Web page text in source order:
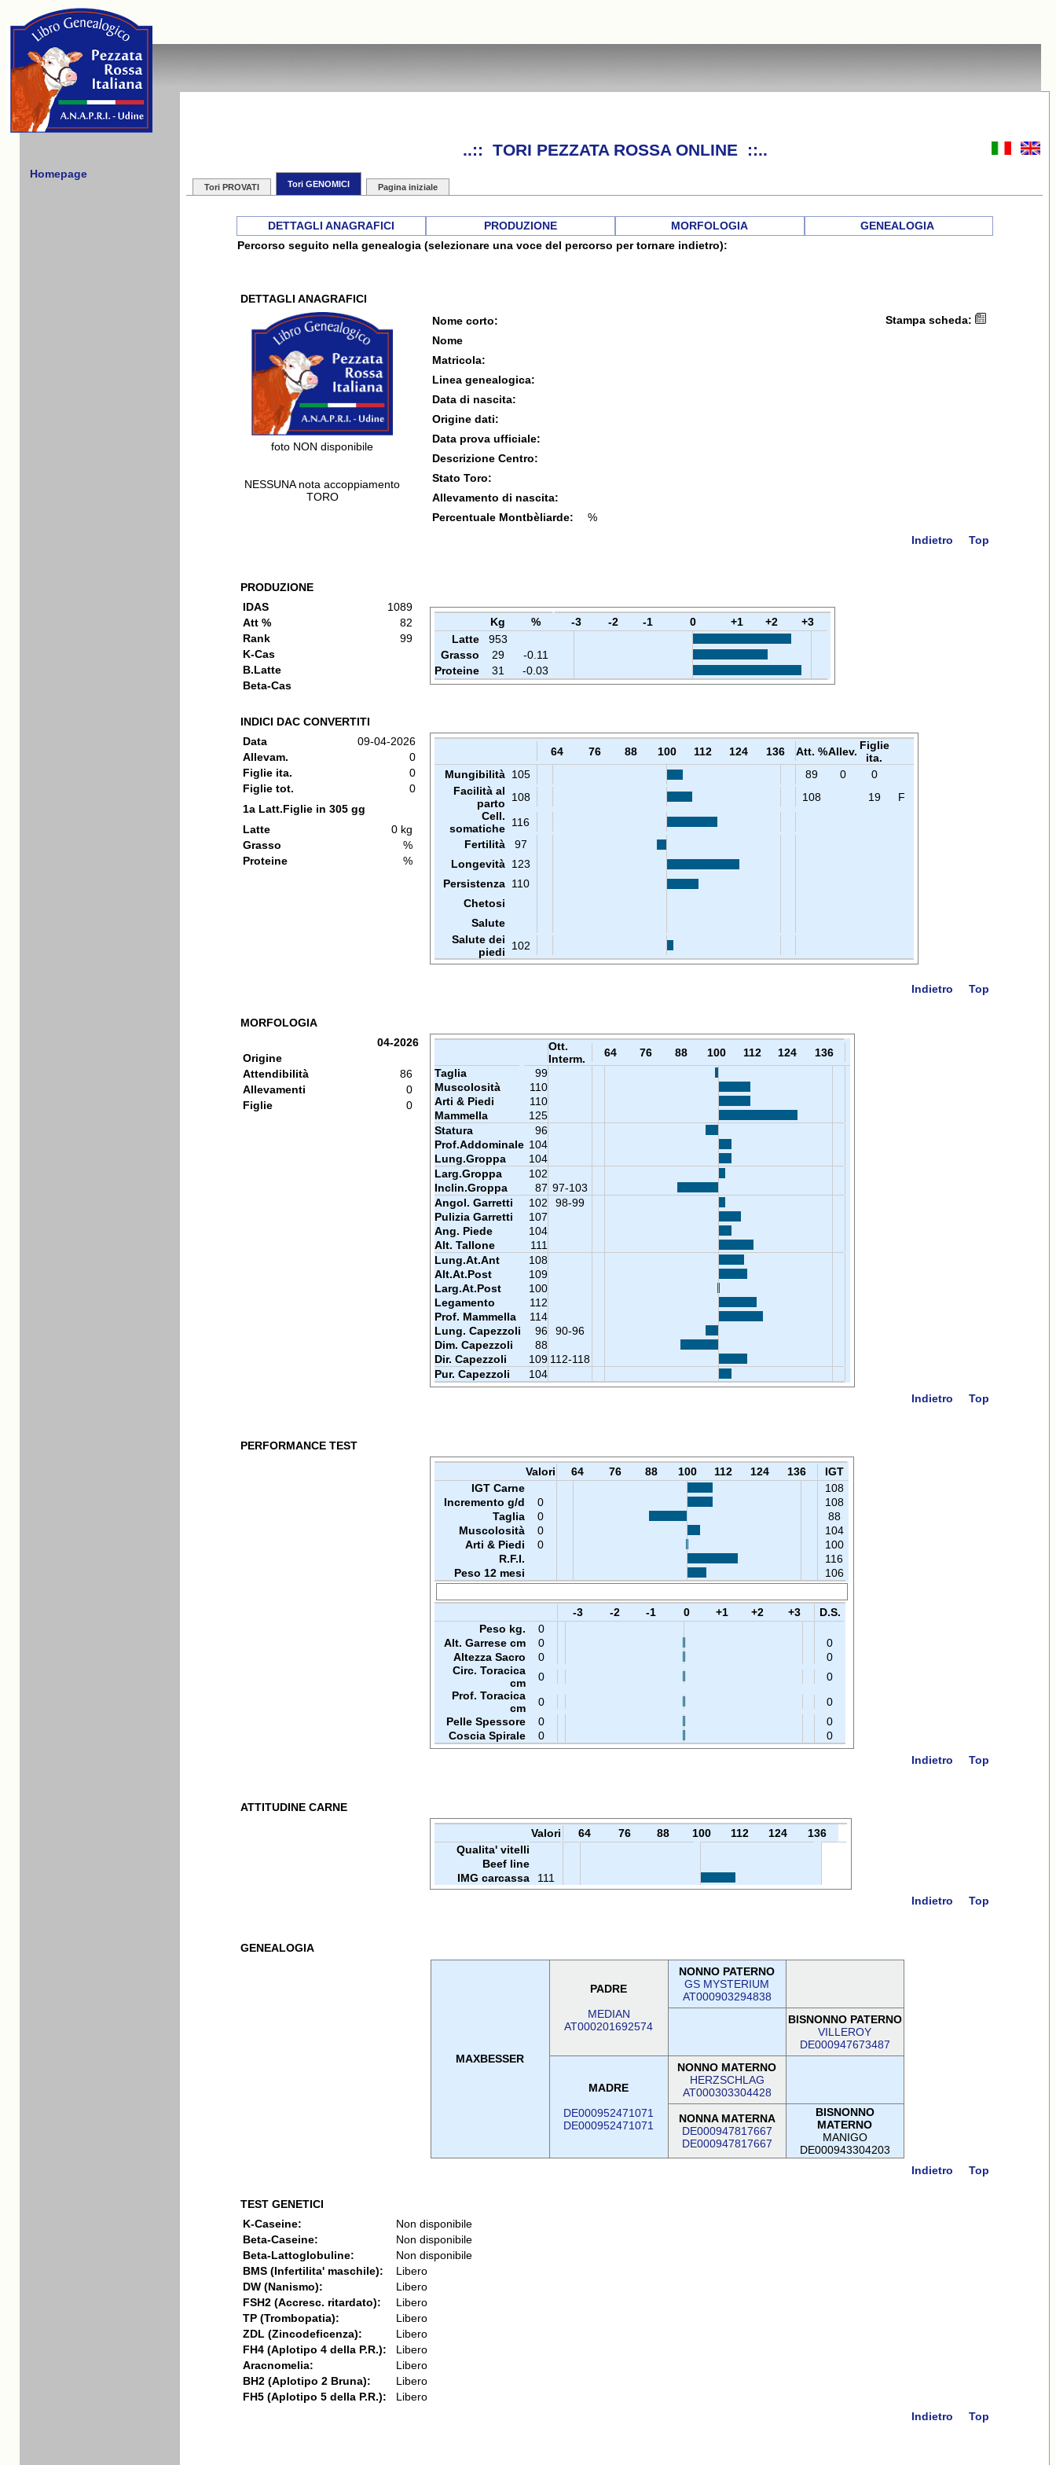
Homepage
..:: TORI PEZZATA ROSSA ONLINE ::..
Tori PROVATI Tori GENOMICI Pagina iniziale
DETTAGLI ANAGRAFICI PRODUZIONE MORFOLOGIA
GENEALOGIA
Percorso seguito nella genealogia (selezionare una voce del percorso per tornare indietro):
DETTAGLI ANAGRAFICI
foto NON disponibile
NESSUNA nota accoppiamento
TORO
Nome corto:
Nome
Matricola:
Linea genealogica:
Data di nascita:
Origine dati:
Data prova ufficiale:
Descrizione Centro:
Stato Toro:
Allevamento di nascita:
Percentuale Montbèliarde:
%
Stampa scheda:
Indietro Top
PRODUZIONE
IDAS
1089
Att %
82
Rank
99
K-Cas
B.Latte
Beta-Cas
Kg % -3 -2 -1 0 +1 +2
+3
Latte
953
Grasso
29
-0.11
Proteine
31 -0.03
INDICI DAC CONVERTITI
Data
09-04-2026
Allevam.
0
Figlie ita.
0
Figlie tot.
0
1a Latt.Figlie in 305 gg
Latte
0 kg
Grasso
%
Proteine
%
64 76 88 100 112 124 136 Att. %Allev. Figlie
ita.
Mungibilità 105 89 0
0
Facilità al
parto
108 108 19
F
Cell.
somatiche 116
Fertilità
97
Longevità 123
Persistenza 110
Chetosi
Salute
Salute dei
piedi
102
Indietro Top
MORFOLOGIA
04-2026
Origine
Attendibilità
86
Allevamenti
0
Figlie
0
Ott.
Interm.
64 76 88 100 112 124
136
Taglia
99
Muscolosità
110
Arti & Piedi
110
Mammella
125
Statura
96
Prof.Addominale 104
Lung.Groppa
104
Larg.Groppa
102
Inclin.Groppa
87 97-103
Angol. Garretti
102
98-99
Pulizia Garretti
107
Ang. Piede
104
Alt. Tallone
111
Lung.At.Ant
108
Alt.At.Post
109
Larg.At.Post
100
Legamento
112
Prof. Mammella
114
Lung. Capezzoli
96
90-96
Dim. Capezzoli
88
Dir. Capezzoli
109 112-118
Pur. Capezzoli
104
Indietro
Top
PERFORMANCE TEST
Valori 64 76 88 100 112 124 136
IGT
IGT Carne
108
Incremento g/d
0
108
Taglia
0
88
Muscolosità
0
104
Arti & Piedi
0
100
R.F.I.
116
Peso 12 mesi
106
-3 -2 -1 0 +1 +2 +3
D.S.
Peso kg.
0
Alt. Garrese cm
0
0
Altezza Sacro
0
0
Circ. Toracica
cm
0
0
Prof. Toracica
cm
0
0
Pelle Spessore
0
0
Coscia Spirale
0
0
Indietro
Top
ATTITUDINE CARNE
Valori 64 76 88 100 112 124
136
Qualita' vitelli
Beef line
IMG carcassa
111
Indietro
Top
GENEALOGIA
MAXBESSER
PADRE
MEDIAN
AT000201692574
NONNO PATERNO
GS MYSTERIUM
AT000903294838
BISNONNO PATERNO
VILLEROY
DE000947673487
MADRE
DE000952471071
DE000952471071
NONNO MATERNO
HERZSCHLAG
AT000303304428
NONNA MATERNA
DE000947817667
DE000947817667
BISNONNO
MATERNO
MANIGO
DE000943304203
Indietro
Top
TEST GENETICI
K-Caseine:
Non disponibile
Beta-Caseine:
Non disponibile
Beta-Lattoglobuline:
Non disponibile
BMS (Infertilita' maschile):
Libero
DW (Nanismo):
Libero
FSH2 (Accresc. ritardato):
Libero
TP (Trombopatia):
Libero
ZDL (Zincodeficenza):
Libero
FH4 (Aplotipo 4 della P.R.):
Libero
Aracnomelia:
Libero
BH2 (Aplotipo 2 Bruna):
Libero
FH5 (Aplotipo 5 della P.R.):
Libero
Indietro
Top